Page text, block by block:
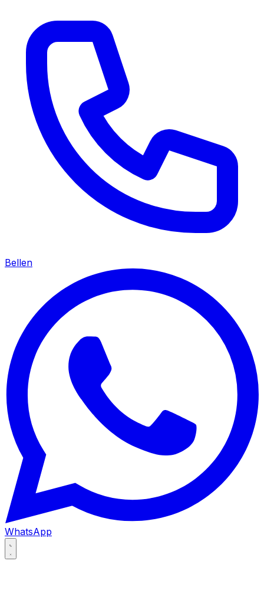
Bellen
WhatsApp